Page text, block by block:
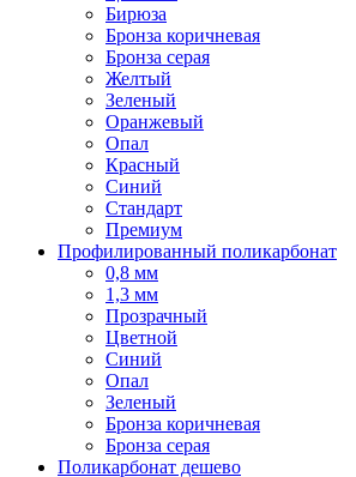
Бирюза
Бронза коричневая
Бронза серая
Желтый
Зеленый
Оранжевый
Опал
Красный
Синий
Стандарт
Премиум
Профилированный поликарбонат
0,8 мм
1,3 мм
Прозрачный
Цветной
Синий
Опал
Зеленый
Бронза коричневая
Бронза серая
Поликарбонат дешево